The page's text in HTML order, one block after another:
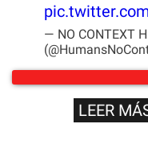
— NO CONTEXT
LEER